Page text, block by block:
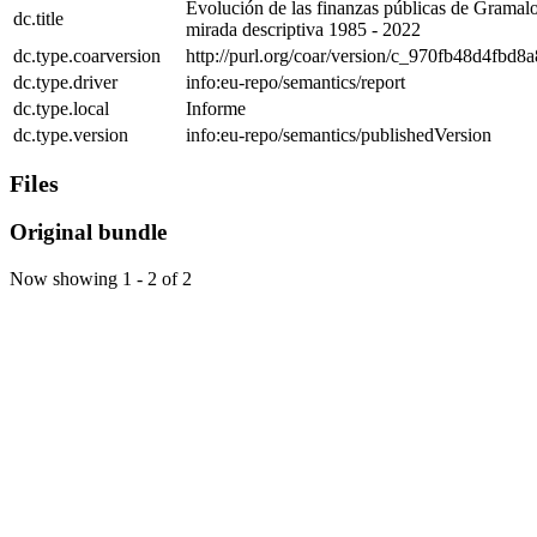
dc.title
Evolución de las finanzas públicas de
mirada descriptiva 1985 - 2022
dc.type.coarversion
http://purl.org/coar/version/
dc.type.driver
info:eu-repo/semantics/report
dc.type.local
Informe
dc.type.version
info:eu-repo/semantics/publishedVersion
Files
Original bundle
Now showing 1 - 2 of 2